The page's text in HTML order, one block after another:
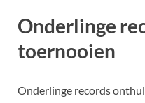
Onderlinge
toernooien
Onderlinge records